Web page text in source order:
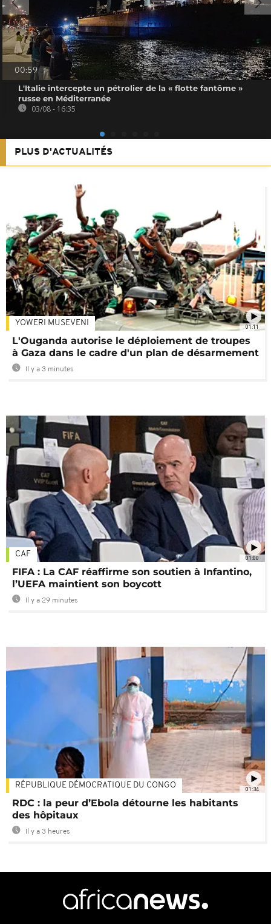
00:59
L'Italie intercepte un pétrolier de la « flotte fantôme »
russe en Méditerranée
03/08 - 16:35
PLUS D'ACTUALITÉS
01:11
YOWERI MUSEVENI
L'Ouganda autorise le déploiement de troupes
à Gaza dans le cadre d'un plan de désarmement
Il y a 3 minutes
01:00
CAF
FIFA : La CAF réaffirme son soutien à Infantino,
l’UEFA maintient son boycott
Il y a 29 minutes
01:34
RÉPUBLIQUE DÉMOCRATIQUE DU CONGO
RDC : la peur d’Ebola détourne les habitants
des hôpitaux
Il y a 3 heures